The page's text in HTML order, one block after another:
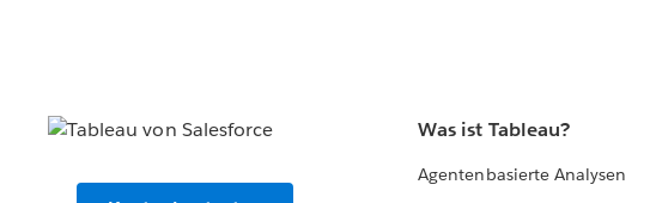
Was ist Tableau?
Agentenbasierte Analysen